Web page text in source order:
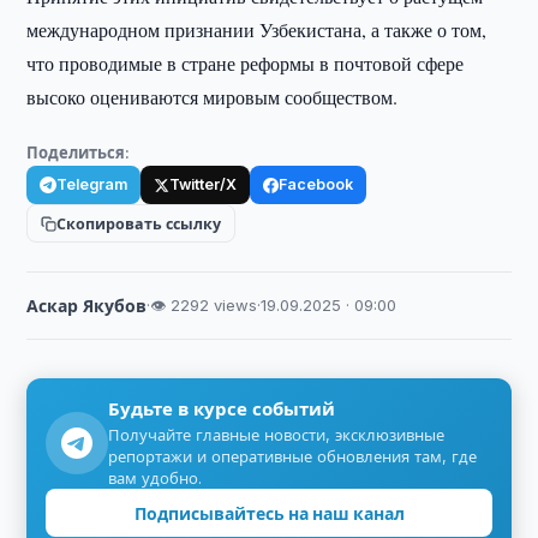
международном признании Узбекистана, а также о том,
что проводимые в стране реформы в почтовой сфере
высоко оцениваются мировым сообществом.
Поделиться:
Telegram Twitter/X Facebook
Скопировать ссылку
Аскар Якубов·👁 2292 views·19.09.2025 · 09:00
Будьте в курсе событий
Получайте главные новости, эксклюзивные
репортажи и оперативные обновления там, где
вам удобно.
Подписывайтесь на наш канал